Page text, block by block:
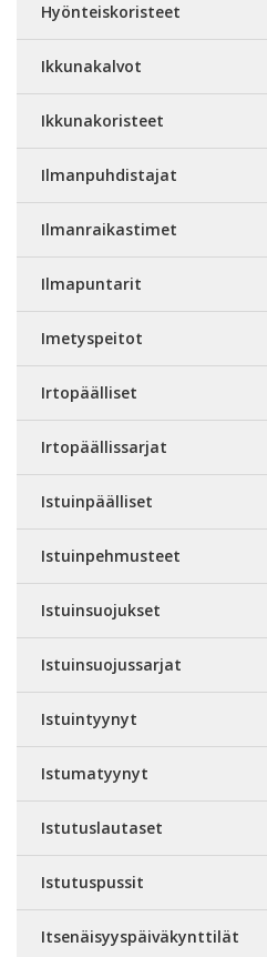
Hyönteiskoristeet
Ikkunakalvot
Ikkunakoristeet
Ilmanpuhdistajat
Ilmanraikastimet
Ilmapuntarit
Imetyspeitot
Irtopäälliset
Irtopäällissarjat
Istuinpäälliset
Istuinpehmusteet
Istuinsuojukset
Istuinsuojussarjat
Istuintyynyt
Istumatyynyt
Istutuslautaset
Istutuspussit
Itsenäisyyspäiväkynttilät